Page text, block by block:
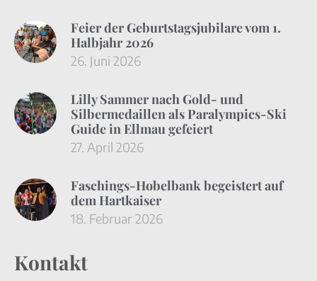
Feier der Geburtstagsjubilare vom 1.
Halbjahr 2026
26. Juni 2026
Lilly Sammer nach Gold- und
Silbermedaillen als Paralympics-Ski
Guide in Ellmau gefeiert
27. April 2026
Faschings-Hobelbank begeistert auf
dem Hartkaiser
18. Februar 2026
Kontakt